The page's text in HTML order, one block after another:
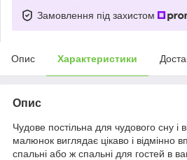
Замовлення під захистом
Опис Характеристики
Опис
Чудове постільна для чудового сну і
малюнок виглядає цікаво і відмінно
спальні або ж спальні для гостей в